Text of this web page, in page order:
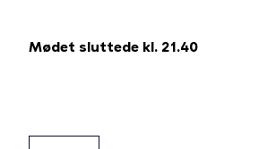
Mødet sluttede kl. 21.40